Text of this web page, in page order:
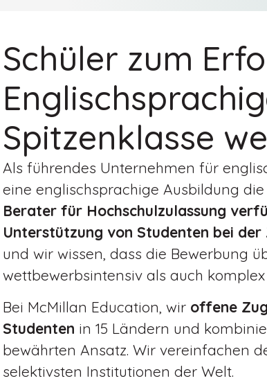
Schüler zum
Spitzenklasse
Als führendes Unternehmen für
eine englischsprachige Ausbildung
Berater für Hochschulzulassung
Unterstützung von Studenten bei
und wir wissen, dass die Bewerbung
wettbewerbsintensiv als auch komplex
Bei McMillan Education, wir offene
Studenten in 15 Ländern und
bewährten Ansatz. Wir vereinfachen
selektivsten Institutionen der Welt.